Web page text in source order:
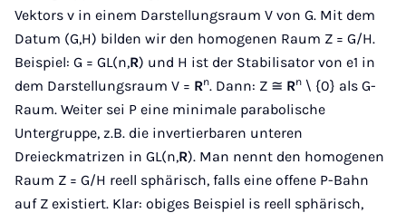
Vektors v in einem Darstellungsraum V von G. Mit dem
Datum (G,H) bilden wir den homogenen Raum Z = G/H.
Beispiel: G = GL(n,R) und H ist der Stabilisator von e1 in
dem Darstellungsraum V = Rn. Dann: Z ≅ Rn \ {0} als G-
Raum. Weiter sei P eine minimale parabolische
Untergruppe, z.B. die invertierbaren unteren
Dreieckmatrizen in GL(n,R). Man nennt den homogenen
Raum Z = G/H reell sphärisch, falls eine off ene P-Bahn
auf Z existiert. Klar: obiges Beispiel is reell sphärisch,